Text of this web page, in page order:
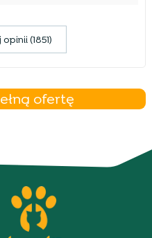
(1851)
ofertę